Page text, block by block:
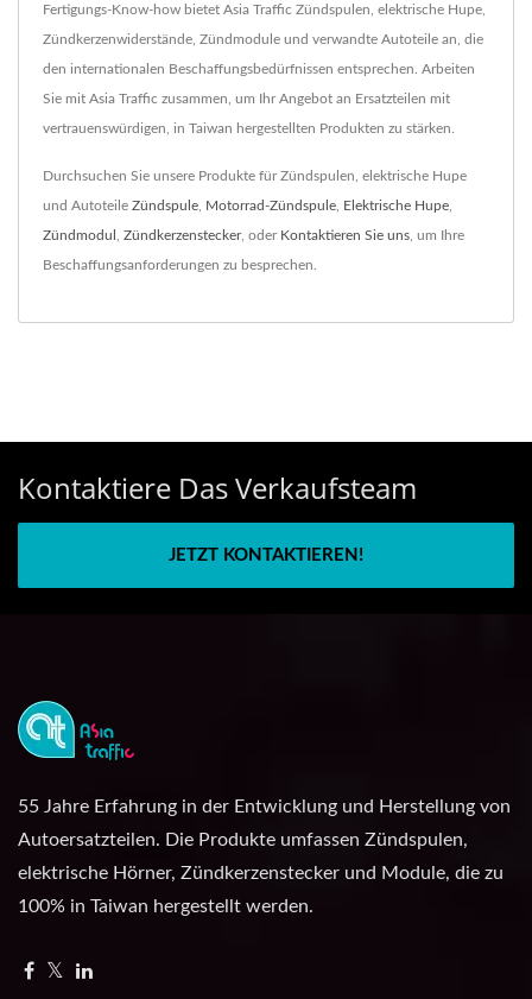
Fertigungs-Know-how bietet Asia Traffic Zündspulen, elektrische Hupe,
Zündkerzenwiderstände, Zündmodule und verwandte Autoteile an, die
den internationalen Beschaffungsbedürfnissen entsprechen. Arbeiten
Sie mit Asia Traffic zusammen, um Ihr Angebot an Ersatzteilen mit
vertrauenswürdigen, in Taiwan hergestellten Produkten zu stärken.
Durchsuchen Sie unsere Produkte für Zündspulen, elektrische Hupe
und Autoteile Zündspule Motorrad-Zündspule Elektrische Hupe
Zündmodul Zündkerzenstecker, oder Kontaktieren Sie uns , um Ihre
Beschaffungsanforderungen zu besprechen.
Kontaktiere Das Verkaufsteam
JETZT KONTAKTIEREN!
55 Jahre Erfahrung in der Entwicklung und Herstellung von
Autoersatzteilen. Die Produkte umfassen Zündspulen,
elektrische Hörner, Zündkerzenstecker und Module, die zu
100% in Taiwan hergestellt werden.